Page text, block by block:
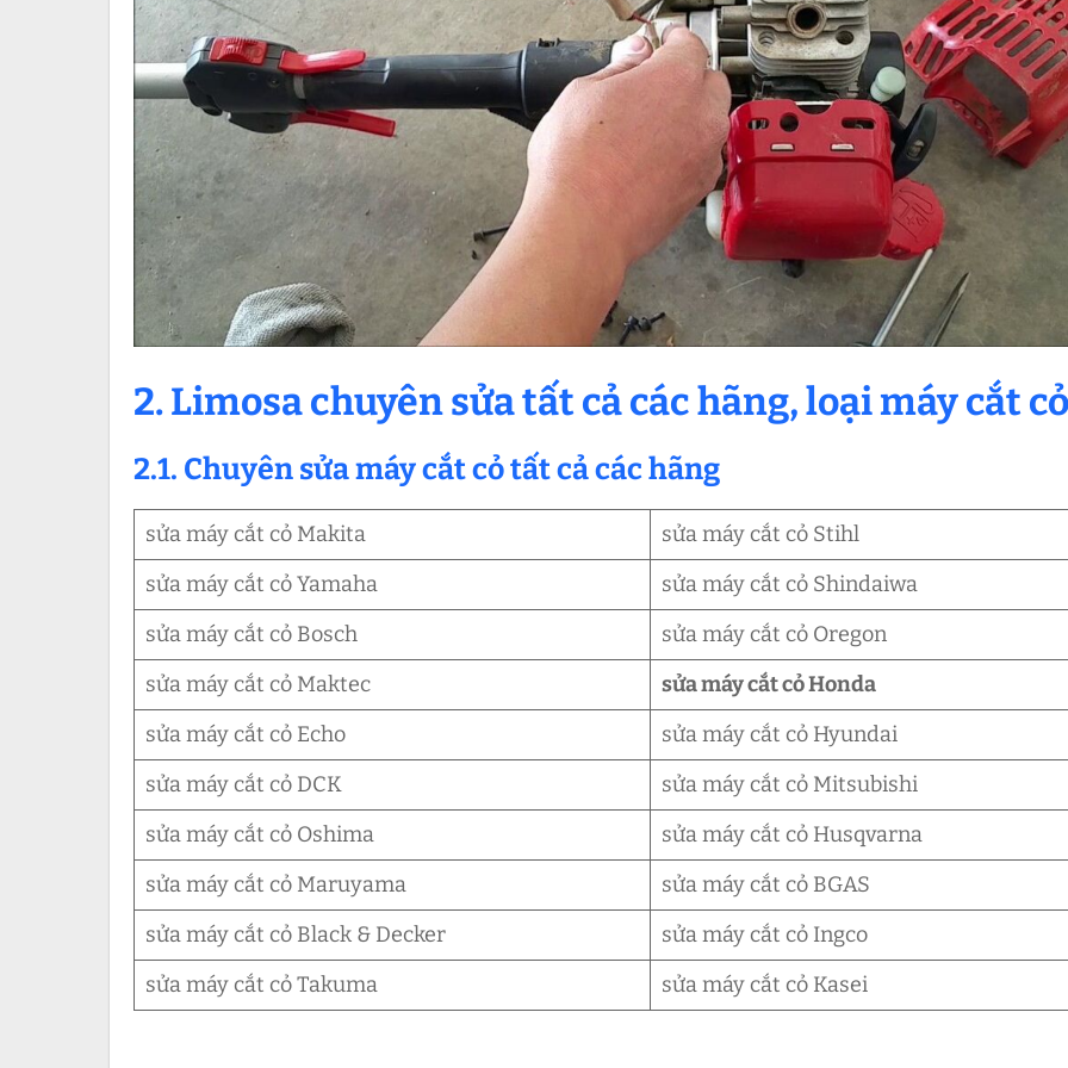
2. Limosa chuyên sửa tất cả các hãng, loại máy cắt cỏ
2.1. Chuyên sửa máy cắt cỏ tất cả các hãng
sửa máy cắt cỏ Makita
sửa máy cắt cỏ Stihl
sửa máy cắt cỏ Yamaha
sửa máy cắt cỏ Shindaiwa
sửa máy cắt cỏ Bosch
sửa máy cắt cỏ Oregon
sửa máy cắt cỏ Maktec
sửa máy cắt cỏ Honda
sửa máy cắt cỏ Echo
sửa máy cắt cỏ Hyundai
sửa máy cắt cỏ DCK
sửa máy cắt cỏ Mitsubishi
sửa máy cắt cỏ Oshima
sửa máy cắt cỏ Husqvarna
sửa máy cắt cỏ Maruyama
sửa máy cắt cỏ BGAS
sửa máy cắt cỏ Black & Decker
sửa máy cắt cỏ Ingco
sửa máy cắt cỏ Takuma
sửa máy cắt cỏ Kasei